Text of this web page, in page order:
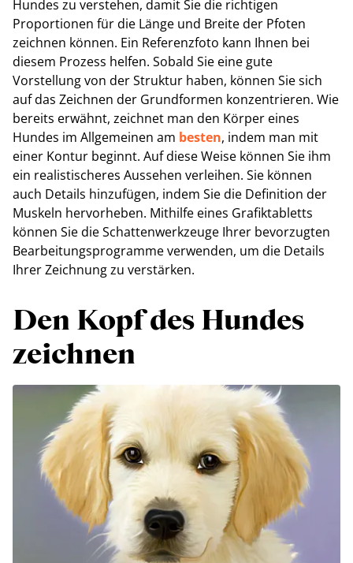
Hundes zu verstehen, damit Sie die richtigen
Proportionen für die Länge und Breite der Pfoten
zeichnen können. Ein Referenzfoto kann Ihnen bei
diesem Prozess helfen. Sobald Sie eine gute
Vorstellung von der Struktur haben, können Sie sich
auf das Zeichnen der Grundformen konzentrieren. Wie
bereits erwähnt, zeichnet man den Körper eines
Hundes im Allgemeinen am besten, indem man mit
einer Kontur beginnt. Auf diese Weise können Sie ihm
ein realistischeres Aussehen verleihen. Sie können
auch Details hinzufügen, indem Sie die Definition der
Muskeln hervorheben. Mithilfe eines Grafiktabletts
können Sie die Schattenwerkzeuge Ihrer bevorzugten
Bearbeitungsprogramme verwenden, um die Details
Ihrer Zeichnung zu verstärken.
Den Kopf des Hundes
zeichnen